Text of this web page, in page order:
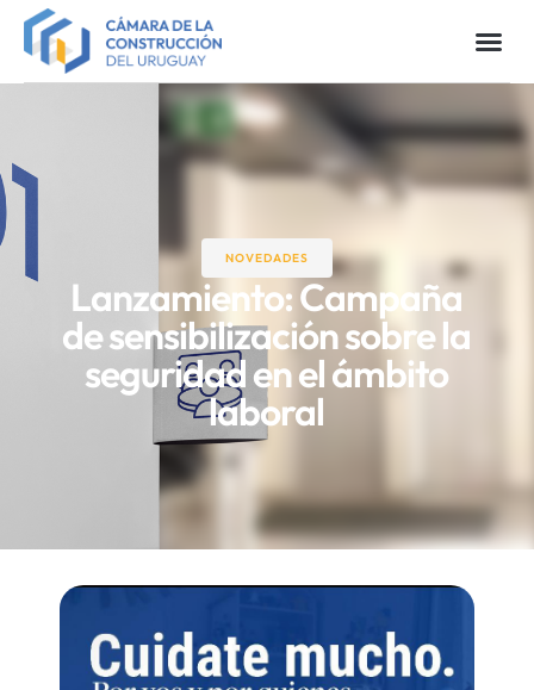
NOVEDADES
Lanzamiento: Campaña
de sensibilización sobre la
seguridad en el ámbito
laboral